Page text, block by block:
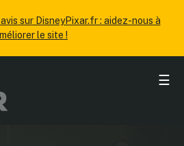
sur DisneyPixar.fr : aidez-nous à
le site !
☰